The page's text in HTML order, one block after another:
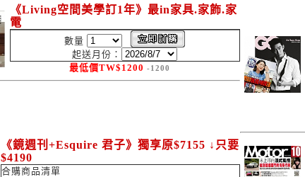
《Living空間美學訂1年》最in家具.家飾.家
電
數量
起送月份：
最低價TW$ 1200 -1200
《鏡週刊+Esquire 君子》獨享原$7155 ↓只要
$4190
合購商品清單